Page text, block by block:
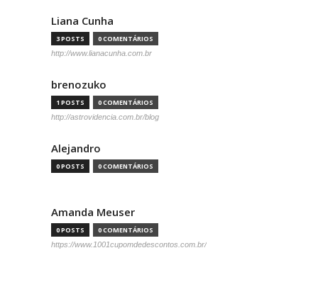
Liana Cunha
3 POSTS 0 COMENTÁRIOS
http://www.lianacunha.com.br
brenozuko
1 POSTS 0 COMENTÁRIOS
http://astrovidencia.com.br/blog
Alejandro
0 POSTS 0 COMENTÁRIOS
Amanda Meuser
0 POSTS 0 COMENTÁRIOS
https://www.1001cupomdedescontos.com.br/